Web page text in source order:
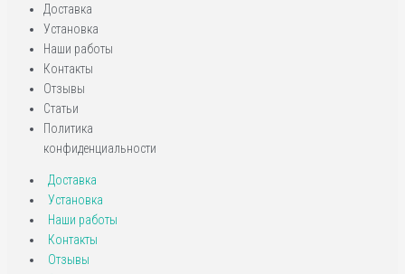
Доставка
Установка
Наши работы
Контакты
Отзывы
Статьи
Политика
конфиденциальности
Доставка
Установка
Наши работы
Контакты
Отзывы